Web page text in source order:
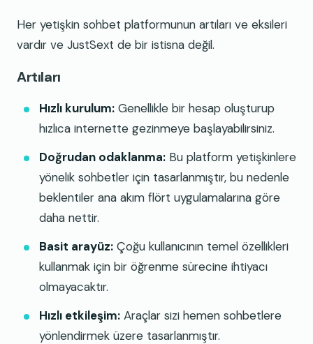
Her yetişkin sohbet platformunun artıları ve eksileri
vardır ve JustSext de bir istisna değil.
Artıları
Hızlı kurulum: Genellikle bir hesap oluşturup
hızlıca internette gezinmeye başlayabilirsiniz.
Doğrudan odaklanma: Bu platform yetişkinlere
yönelik sohbetler için tasarlanmıştır, bu nedenle
beklentiler ana akım flört uygulamalarına göre
daha nettir.
Basit arayüz: Çoğu kullanıcının temel özellikleri
kullanmak için bir öğrenme sürecine ihtiyacı
olmayacaktır.
Hızlı etkileşim: Araçlar sizi hemen sohbetlere
yönlendirmek üzere tasarlanmıştır.